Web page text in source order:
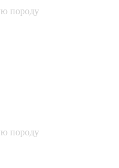
породу
породу